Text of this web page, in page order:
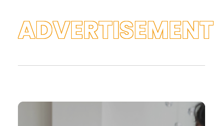
ADVERTISEMENT